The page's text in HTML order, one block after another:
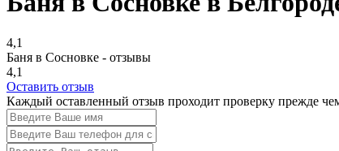
4,1
Баня в Сосновке - отзывы
4,1
Оставить отзыв
Каждый оставленный отзыв проходит проверку прежде